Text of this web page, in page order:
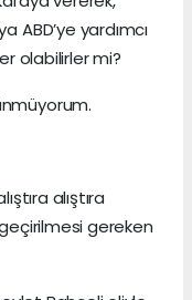
ABD’ye yardımcı
olabilirler mi?
alıştıra
gereken